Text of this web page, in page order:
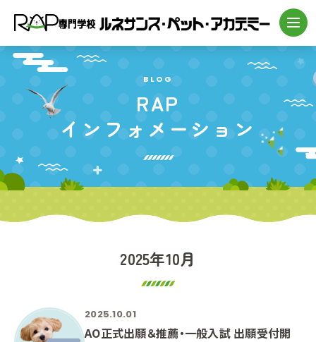
BLOG
RAP
インフォメーション
2025年10月
2025.10.01
AO正式出願＆推薦・一般入試 出願受付開